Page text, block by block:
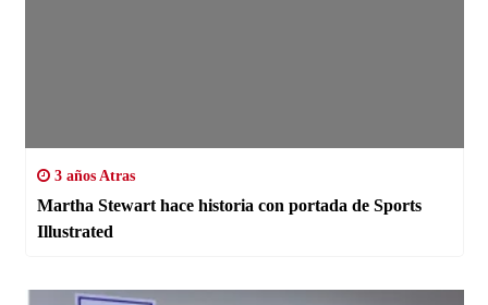
3 años Atras
Martha Stewart hace historia con portada de Sports
Illustrated